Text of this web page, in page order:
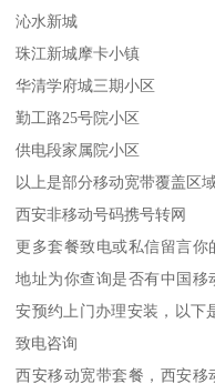
沁水新城
珠江新城摩卡小镇
华清学府城三期小区
勤工路25号院小区
供电段家属院小区
以上是部分移动宽带覆盖区
西安非移动号码携号转网
更多套餐致电或私信留言
地址为你查询是否有中国
安预约上门办理安装，以下
致电咨询
西安移动宽带套餐，西安移